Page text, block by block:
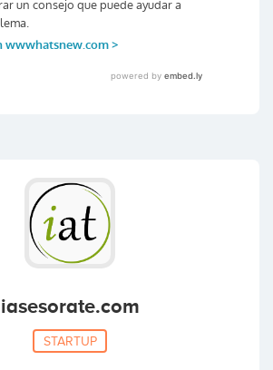
iasesorate.com
STARTUP